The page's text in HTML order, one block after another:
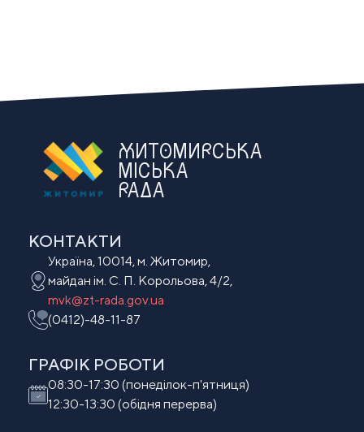
ЖИТОМИРСЬКА
МІСЬКА
РАДА
КОНТАКТИ
Україна, 10014, м. Житомир,
майдан ім. С. П. Корольова, 4/2,
mvk@zt-rada.gov.ua
(0412)-48-11-87
ГРАФІК РОБОТИ
08:30-17:30 (понеділок-п'ятниця)
12:30-13:30 (обідня перерва)